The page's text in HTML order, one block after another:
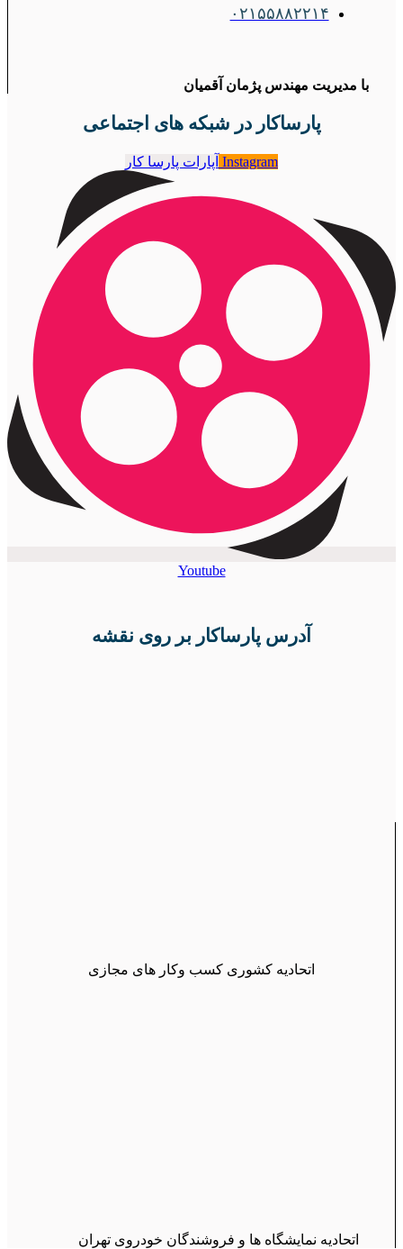
۰۲۱۵۵۸۸۲۲۱۴
با مدیریت مهندس پژمان آقمیان
پارساکار در شبکه های اجتماعی
Instagram آپارات پارسا کار
Youtube
آدرس پارساکار بر روی نقشه
اتحادیه کشوری کسب وکار های مجازی
اتحادیه نمایشگاه ها و فروشندگان خودروی تهران